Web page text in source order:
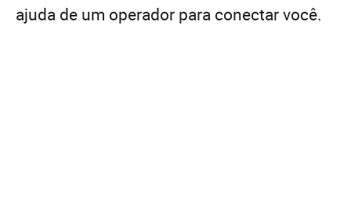
ajuda de um operador para conectar você.